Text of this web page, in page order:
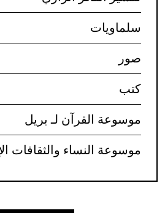
سلماويات
صور
كتب
موسوعة القرآن لـ بريل
موسوعة النساء والثقافات